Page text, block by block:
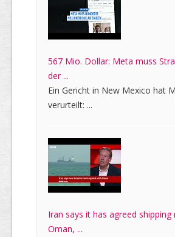
567 Mio. Dollar: Meta muss
der ...
Ein Gericht in New Mexico hat
verurteilt: ...
Iran says it has agreed
Oman, ...